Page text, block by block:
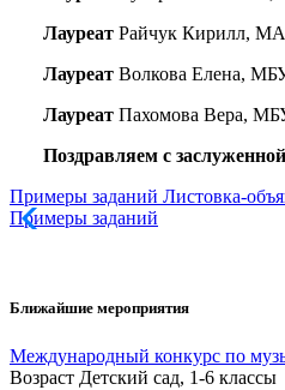
ЛауреатРайчук Кирилл,
Лауреат Волкова Елена,
ЛауреатПахомова Вера,
Поздравляем с
Примеры заданий Листовка-
Примеры заданий
Ближайшие мероприятия
Международный конкурс по
Возраст Детский сад, 1-6 классы